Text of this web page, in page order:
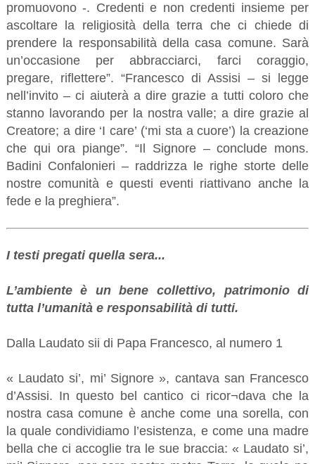
promuovono -. Credenti e non credenti insieme per
ascoltare la religiosità della terra che ci chiede di
prendere la responsabilità della casa comune. Sarà
un’occasione per abbracciarci, farci coraggio,
pregare, riflettere”. “Francesco di Assisi – si legge
nell’invito – ci aiuterà a dire grazie a tutti coloro che
stanno lavorando per la nostra valle; a dire grazie al
Creatore; a dire ‘I care’ (‘mi sta a cuore’) la creazione
che qui ora piange”. “Il Signore – conclude mons.
Badini Confalonieri – raddrizza le righe storte delle
nostre comunità e questi eventi riattivano anche la
fede e la preghiera”.
I testi pregati quella sera...
L’ambiente è un bene collettivo, patrimonio di
tutta l’umanità e responsabilità di tutti.
Dalla Laudato sii di Papa Francesco, al numero 1
« Laudato si’, mi’ Signore », cantava san Francesco
d’Assisi. In questo bel cantico ci ricor¬dava che la
nostra casa comune è anche come una sorella, con
la quale condividiamo l’esistenza, e come una madre
bella che ci accoglie tra le sue braccia: « Laudato si’,